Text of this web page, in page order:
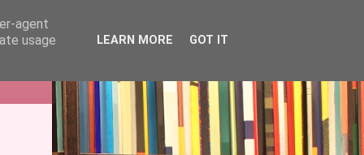
agent
usage
LEARN MORE GOT IT